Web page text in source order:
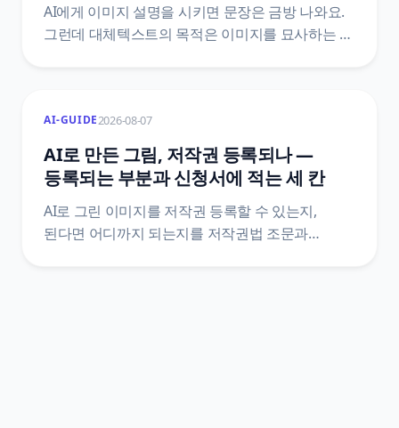
AI에게 이미지 설명을 시키면 문장은 금방 나와요.
그런데 대체텍스트의 목적은 이미지를 묘사하는 게
자리를 정리했어요.
AI-GUIDE2026-08-07
AI로 만든 그림, 저작권 등록되나 —
등록되는 부분과 신청서에 적는 세 칸
AI로 그린 이미지를 저작권 등록할 수 있는지,
된다면 어디까지 되는지를 저작권법 조문과